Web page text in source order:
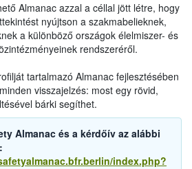
Almanac azzal a céllal jött létre, hogy
nyújtson a szakmabelieknek,
a különböző országok élelmiszer- és
rendszeréről.
tartalmazó Almanac fejlesztésében
visszajelzés: most egy rövid,
bárki segíthet.
Almanac és a kérdőív az alábbi
index.php?